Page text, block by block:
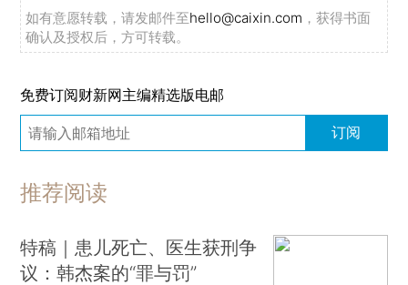
如有意愿转载，请发邮件至hello@caixin.com ，获得书面
确认及授权后，方可转载。
免费订阅财新网主编精选版电邮
订阅
推荐阅读
特稿｜患儿死亡、医生获刑争
议：韩杰案的“罪与罚”